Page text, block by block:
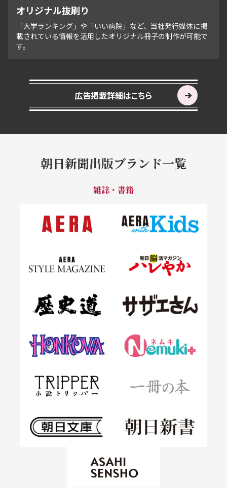
オリジナル抜刷り
「大学ランキング」や「いい病院」など、当社発行媒体に掲
載されている情報を活用したオリジナル冊子の制作が可能で
す。
広告掲載詳細はこちら
朝日新聞出版ブランド一覧
雑誌・書籍